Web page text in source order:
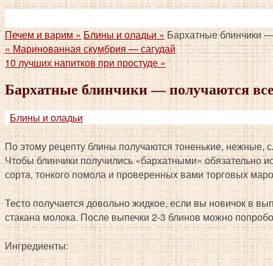
Печем и варим » Блины и оладьи »Бархатные блинчики
«Маринованная скумбрия — сагудай
10 лучших напитков при простуде»
Бархатные блинчики — получаются
Блины и оладьи
По этомурецепту блины получаются тоненькие, нежные,
Чтобы блинчики получились «бархатными» обязательно
сорта, тонкого помола и проверенных вамиторговых
Тесто получается довольно жидкое, если вы новичок в
стакана молока. После выпечки 2-3 блинов можно
Ингредиенты: